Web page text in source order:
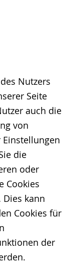
Nutzers
Seite
auch die
von
die
oder
Cookies
kann
Cookies für
der